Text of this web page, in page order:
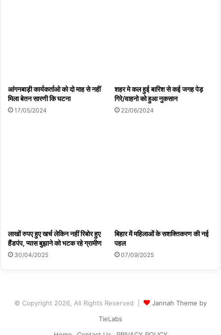
आंगनबाड़ी कार्यकर्ताओ को दो माह से नहीं
मिला बेतन सारणी कि घटना
17/05/2024
शहर मे कल हुई बारिश से कई जगह पेड़
गिरे/वाहनो को हुआ नुकसान
22/06/2024
लाखों रुपए हुए खर्च लेकिन नहीं रिबोर हुए
हैंडपंप, प्यास बुझाने को भटक रहे ग्रामीण
30/04/2025
बिहार में महिलाओं के सशक्तिकरण की नई
पहल
07/09/2025
© Copyright 2026, All Rights Reserved |
Jannah Theme by
TieLabs